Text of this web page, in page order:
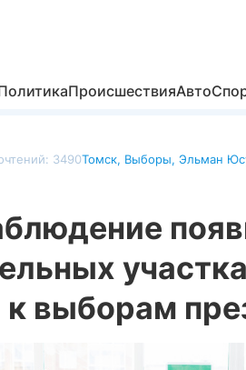
ПроисшествияАвто
3490Томск, Выборы, Эльман
к выборам